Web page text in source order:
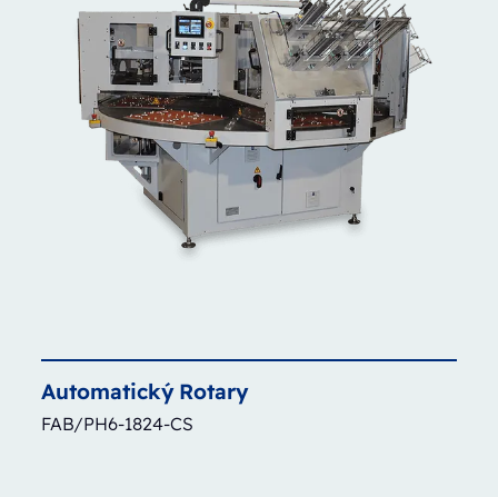
Automatický Rotary
FAB/PH6-1824-CS